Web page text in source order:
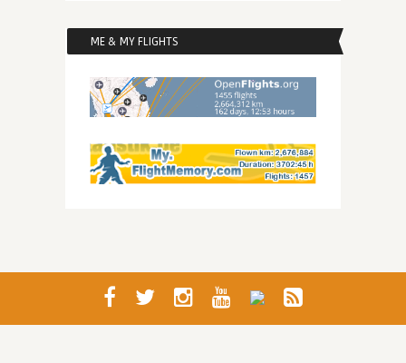
ME & MY FLIGHTS